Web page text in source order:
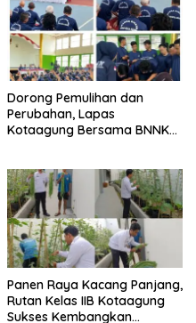
Dorong Pemulihan dan
Perubahan, Lapas
Kotaagung Bersama BNNK
Panen Raya Kacang Panjang,
Rutan Kelas IIB Kotaagung
Sukses Kembangkan